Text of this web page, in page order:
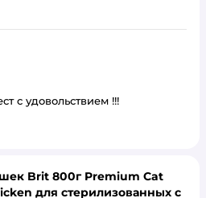
с удовольствием !!!
Brit 800г Premium Cat
для стерилизованных с